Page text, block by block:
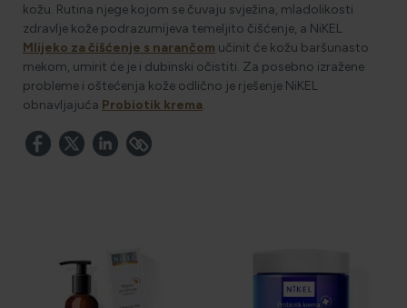
kožu. Rutina njege kojom se čuvaju svježina, mladolikosti
zdravlje kože podrazumijeva temeljito čišćenje, a NiKEL
Mlijeko za čišćenje s narančom učinit će kožu baršunasto
mekom, umirit će je i dubinski očistiti. Za posebno izražene
probleme i oštećenja kože odlično je rješenje NiKEL
obnavljajuća Probiotik krema.